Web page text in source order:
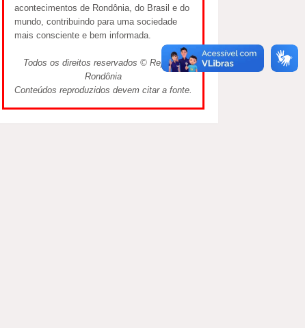
acontecimentos de Rondônia, do Brasil e do
mundo, contribuindo para uma sociedade
mais consciente e bem informada.
Todos os direitos reservados © Repórter
Rondônia
Conteúdos reproduzidos devem citar a fonte.